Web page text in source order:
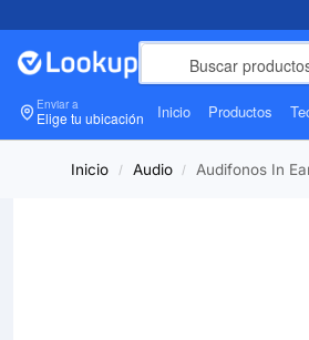
Enviar a
Elige tu ubicación Inicio Productos
Inicio / Audio / Audifonos In